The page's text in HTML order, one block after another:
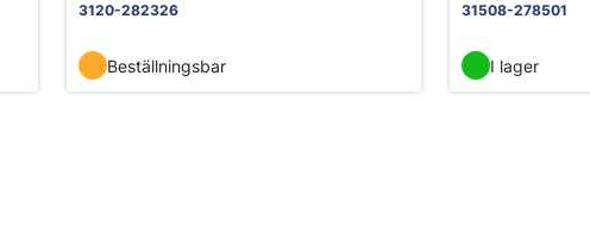
3120-282326
Beställningsbar
31508-278501
I lager